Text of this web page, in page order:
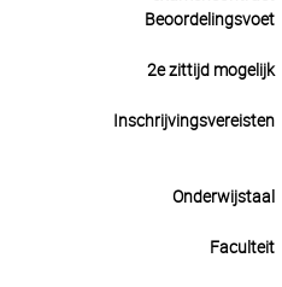
Beoordelingsvoet
2e zittijd mogelijk
Inschrijvingsvereisten
Onderwijstaal
Faculteit